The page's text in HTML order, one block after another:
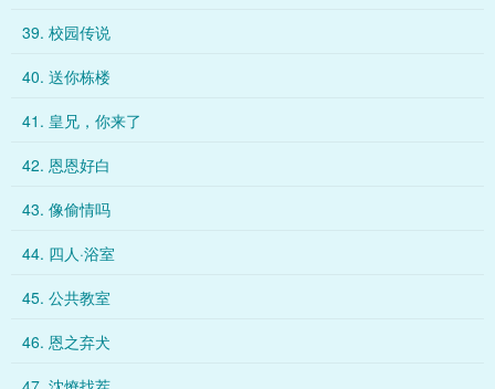
39. 校园传说
40. 送你栋楼
41. 皇兄，你来了
42. 恩恩好白
43. 像偷情吗
44. 四人·浴室
45. 公共教室
46. 恩之弃犬